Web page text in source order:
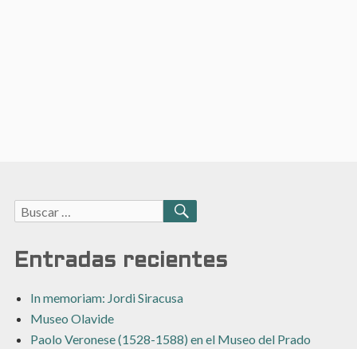
Buscar:
BUSCAR
Entradas recientes
In memoriam: Jordi Siracusa
Museo Olavide
Paolo Veronese (1528-1588) en el Museo del Prado